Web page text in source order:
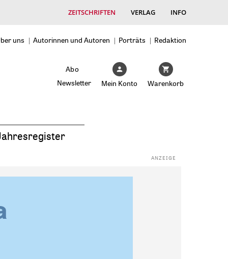
ZEITSCHRIFTEN VERLAG INFO
uns Autorinnen und Autoren Porträts
Redaktion
Abo
Newsletter
Mein Konto Warenkorb